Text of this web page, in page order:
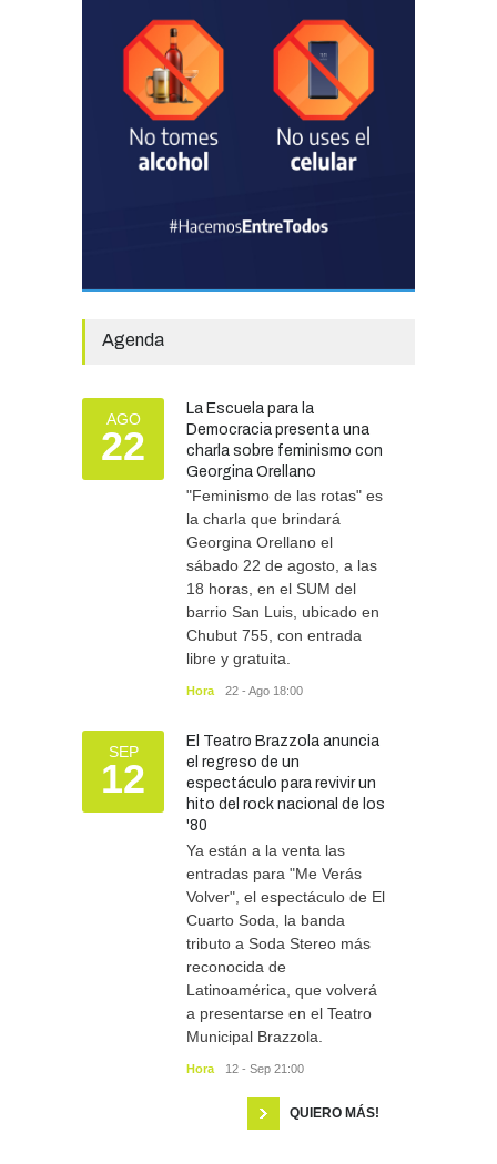
Avanza el proceso
licitatorio para las obras de
infraestructura en las
escuelas Técnica N° 1 y
Tras las intensas lluvias, se
refuerzan las tareas de
asistencia y prevención
SEGURIDAD 06/08/2026
Agenda
AGO
22
La Escuela para la
Democracia presenta una
charla sobre feminismo con
Georgina Orellano
"Feminismo de las rotas" es
la charla que brindará
Georgina Orellano el
sábado 22 de agosto, a las
18 horas, en el SUM del
barrio San Luis, ubicado en
Chubut 755, con entrada
libre y gratuita.
Hora 22 - Ago 18:00
SEP
12
El Teatro Brazzola anuncia
el regreso de un
espectáculo para revivir un
hito del rock nacional de los
'80
Ya están a la venta las
entradas para "Me Verás
Volver", el espectáculo de El
Cuarto Soda, la banda
tributo a Soda Stereo más
reconocida de
Latinoamérica, que volverá
a presentarse en el Teatro
Municipal Brazzola.
Hora 12 - Sep 21:00
QUIERO MÁS!